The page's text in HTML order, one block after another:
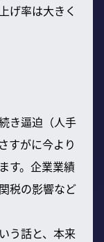
げ率は大きく
き逼迫（人手
すがに今より
す。企業業績
税の影響など
う話と、本来